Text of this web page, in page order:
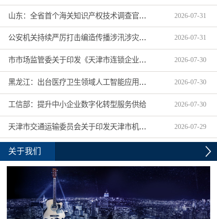
山东：全省首个海关知识产权技术调查官制度落地济南自贸片区 2026-07-31
公安机关持续严厉打击编造传播涉汛涉灾网络谣言 2026-07-31
市市场监管委关于印发《天津市连锁企业食品经营许可“先证后核”信用承诺审批实施办法》的通知 2026-07-30
黑龙江：出台医疗卫生领域人工智能应用工作实施方案 2026-07-30
工信部：提升中小企业数字化转型服务供给 2026-07-30
天津市交通运输委员会关于印发天津市机动车驾驶员培训机构及教练员综合信用评价管理办法的通知 2026-07-29
关于我们